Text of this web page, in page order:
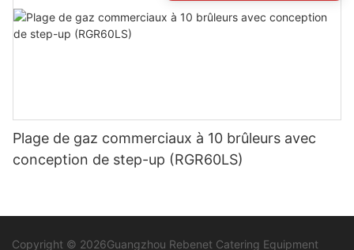
Plage de gaz commerciaux à 10 brûleurs avec
conception de step-up (RGR60LS)
Copyright © 2026Guangzhou Rebenet Catering Equipment